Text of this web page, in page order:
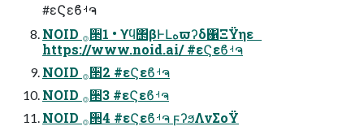
#εϚεϐࡳຈ
NOID ࡞੒1 • ϒϥ΢βͰԼهϖʔδ΁ΞΫηε
https://www.noid.ai/ #εϚεϐࡳຈ
NOID ࡞੒2 #εϚεϐࡳຈ
NOID ࡞੒3 #εϚεϐࡳຈ
NOID ࡞੒4 #εϚεϐࡳຈ ϝʔϧΛνΣοΫ